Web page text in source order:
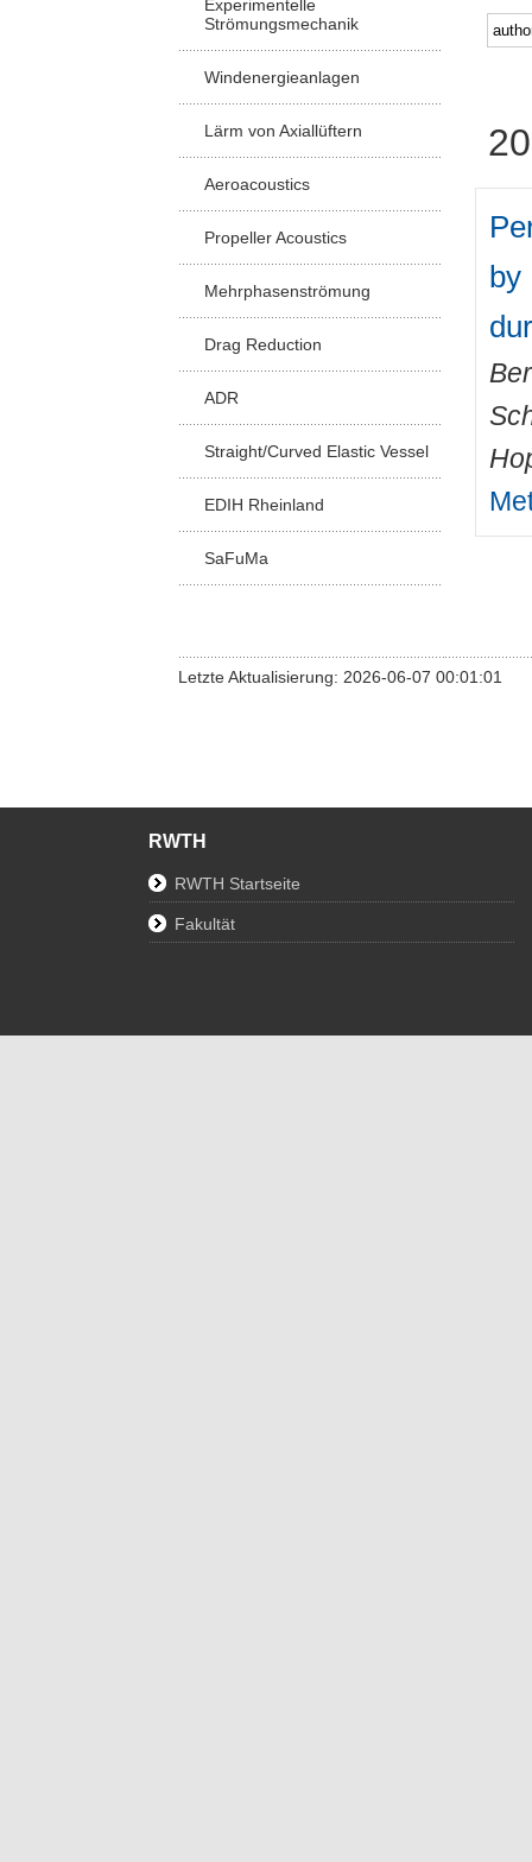
Experimentelle
Strömungsmechanik
Windenergieanlagen
Lärm von Axiallüftern
Aeroacoustics
Propeller Acoustics
Mehrphasenströmung
Drag Reduction
ADR
Straight/Curved Elastic Vessel
EDIH Rheinland
SaFuMa
by
Letzte Aktualisierung: 2026-06-07 00:01:01
RWTH
RWTH Startseite
Fakultät